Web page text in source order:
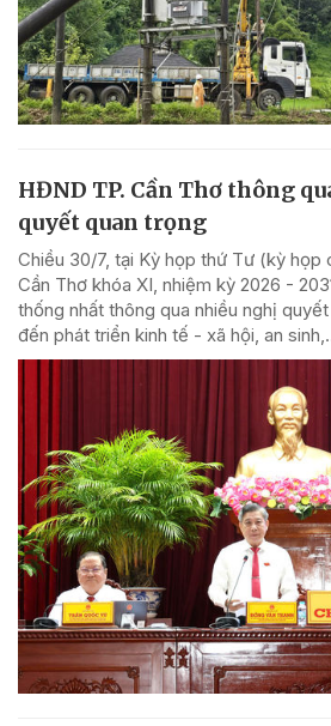
HĐND TP. Cần Thơ thông
quyết quan trọng
Chiều 30/7, tại Kỳ họp thứ Tư (kỳ họp
Cần Thơ khóa XI, nhiệm kỳ 2026 -
thống nhất thông qua nhiều nghị
đến phát triển kinh tế - xã hội, an